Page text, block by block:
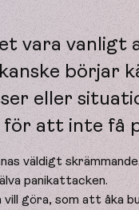
vara vanligt
börjar
eller
att inte få
väldigt
panikattacken.
göra, som att åka